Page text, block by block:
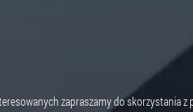
zapraszamy do skorzystania